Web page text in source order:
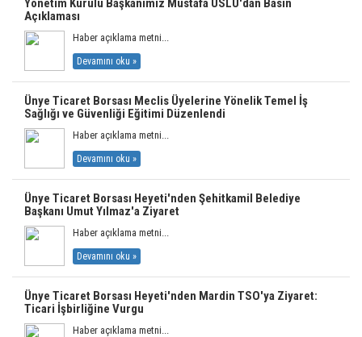
Yönetim Kurulu Başkanımız Mustafa USLU'dan Basın
Açıklaması
Haber açıklama metni...
Devamını oku »
Ünye Ticaret Borsası Meclis Üyelerine Yönelik Temel İş
Sağlığı ve Güvenliği Eğitimi Düzenlendi
Haber açıklama metni...
Devamını oku »
Ünye Ticaret Borsası Heyeti'nden Şehitkamil Belediye
Başkanı Umut Yılmaz'a Ziyaret
Haber açıklama metni...
Devamını oku »
Ünye Ticaret Borsası Heyeti'nden Mardin TSO'ya Ziyaret:
Ticari İşbirliğine Vurgu
Haber açıklama metni...